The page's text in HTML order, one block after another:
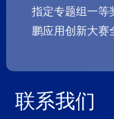
指定专题组一等
鹏应用创新大赛
联系我们